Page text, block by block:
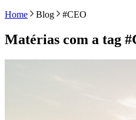
Home
Blog #CEO
Matérias com a tag